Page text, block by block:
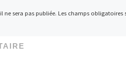
ne sera pas publiée. Les champs obligatoires